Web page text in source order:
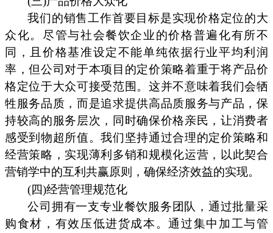
我们的销售工作首要目标是实现价格定位的大
众化。尽管与社会餐饮企业的价格普遍化有所不
同，且价格基准设定不能单纯依据行业平均利润
率，但公司对于本项目的定价策略着重于将产品价
格定位于大众可接受范围。这并不意味着我们会牺
牲服务品质，而是追求提供高品质服务与产品，保
持较高的服务层次，同时确保价格亲民，让消费者
感受到物超所值。我们坚持通过合理的定价策略和
经营策略，实现薄利多销和规模化运营，以此契合
营销学中的互利共赢原则，确保经济效益的实现。
(四)经营管理规范化
公司拥有一支专业餐饮服务团队，通过批量采
购食材，有效压低进货成本。通过集中加工与管